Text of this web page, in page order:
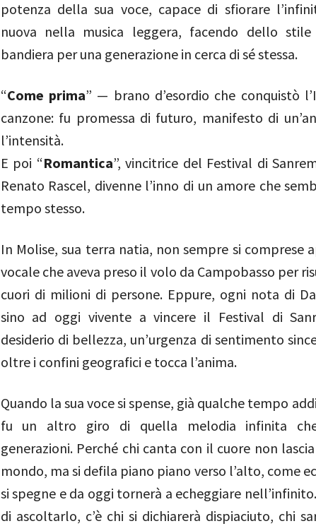
potenza della sua voce, capace di sfiorare
nuova nella musica leggera, facendo dello
bandiera per una generazione in cerca di sé stessa.
“Come prima” — brano d’esordio che conquistò
canzone: fu promessa di futuro, manifesto di
l’intensità.
E poi “Romantica”, vincitrice del Festival di
Renato Rascel, divenne l’inno di un amore che
tempo stesso.
In Molise, sua terra natia, non sempre si comprese
vocale che aveva preso il volo da Campobasso per
cuori di milioni di persone. Eppure, ogni nota di
sino ad oggi vivente a vincere il Festival di
desiderio di bellezza, un’urgenza di sentimento
oltre i confini geografici e tocca l’anima.
Quando la sua voce si spense, già qualche tempo
fu un altro giro di quella melodia infinita
generazioni. Perché chi canta con il cuore non
mondo, ma si defila piano piano verso l’alto, come
si spegne e da oggi tornerà a echeggiare
di ascoltarlo, c’è chi si dichiarerà dispiaciuto, chi